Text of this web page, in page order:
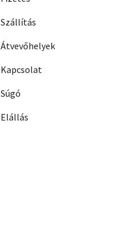
Szállítás
Átvevőhelyek
Kapcsolat
Súgó
Elállás